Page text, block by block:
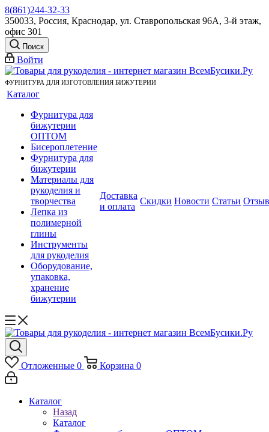
8(861)244-32-33
350033, Россия, Краснодар, ул. Ставропольская 96А, 3-й этаж,
офис 301
Поиск
Войти
ФУРНИТУРА ДЛЯ ИЗГОТОВЛЕНИЯ БИЖУТЕРИИ
Каталог
Фурнитура для
бижутерии
ОПТОМ
Бисероплетение
Фурнитура для
бижутерии
Материалы для
рукоделия и
творчества
Лепка из
полимерной
глины
Инструменты
для рукоделия
Оборудование,
упаковка,
хранение
бижутерии
Доставка
и оплата
Скидки Новости Статьи
Отложенные 0 Корзина 0
Каталог
Назад
Каталог